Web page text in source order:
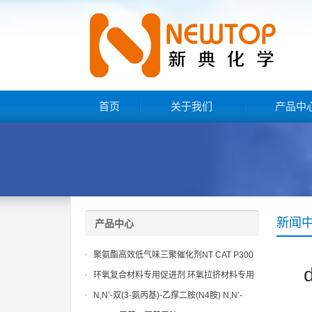
首页 关于我们 产品中
新闻
产品中心
聚氨酯高效低气味三聚催化剂NT CAT P300
环氧复合材料专用促进剂 环氧拉挤材料专用
促进剂 NT EP 120
N,N’-双(3-氨丙基)-乙撑二胺(N4胺) N,N’-